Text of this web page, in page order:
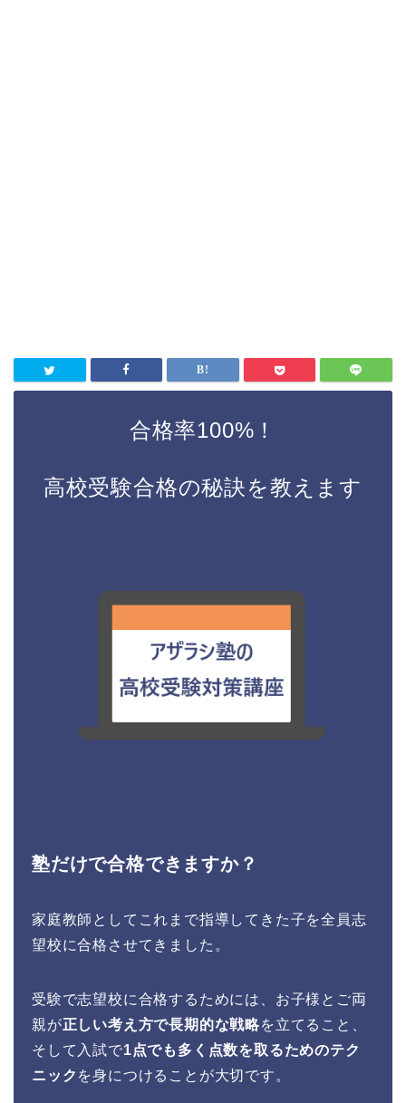
合格率100%！
高校受験合格の秘訣を教えます
塾だけで合格できますか？
家庭教師としてこれまで指導してきた子を全員志
望校に合格させてきました。
受験で志望校に合格するためには、お子様とご両
親が正しい考え方で長期的な戦略を立てること、
そして入試で1点でも多く点数を取るためのテク
ニック を身につけることが大切です。